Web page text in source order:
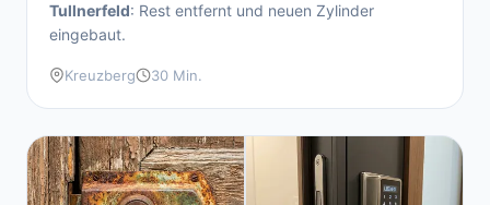
Tullnerfeld: Rest entfernt und neuen Zylinder
eingebaut.
Kreuzberg 30 Min.